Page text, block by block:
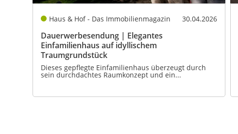
Haus & Hof - Das Immobilienmagazin 30.04.2026
Dauerwerbesendung | Elegantes
Einfamilienhaus auf idyllischem
Traumgrundstück
Dieses gepflegte Einfamilienhaus überzeugt durch
sein durchdachtes Raumkonzept und ein...